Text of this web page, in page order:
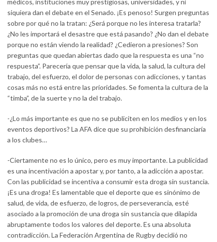
médicos, instituciones muy prestigiosas, universidades, y ni
siquiera dan el debate en el Senado. ¡Es penoso! Surgen preguntas
sobre por qué no la tratan: ¿Será porque no les interesa tratarla?
¿No les importará el desastre que está pasando? ¿No dan el debate
porque no están viendo la realidad? ¿Cedieron a presiones? Son
preguntas que quedan abiertas dado que la respuesta es una “no
respuesta”. Parecería que pensar que la vida, la salud, la cultura del
trabajo, del esfuerzo, el dolor de personas con adicciones, y tantas
cosas más no está entre las prioridades. Se fomenta la cultura de la
“timba”, de la suerte y no la del trabajo.
-¿Lo más importante es que no se publiciten en los medios y en los
eventos deportivos? La AFA dice que su prohibición desfinanciaría
a los clubes…
-Ciertamente no es lo único, pero es muy importante. La publicidad
es una incentivación a apostar y, por tanto, a la adicción a apostar.
Con las publicidad se incentiva a consumir esta droga sin sustancia.
¡Es una droga! Es lamentable que el deporte que es sinónimo de
salud, de vida, de esfuerzo, de logros, de perseverancia, esté
asociado a la promoción de una droga sin sustancia que dilapida
abruptamente todos los valores del deporte. Es una absoluta
contradicción. La Federación Argentina de Rugby decidió no